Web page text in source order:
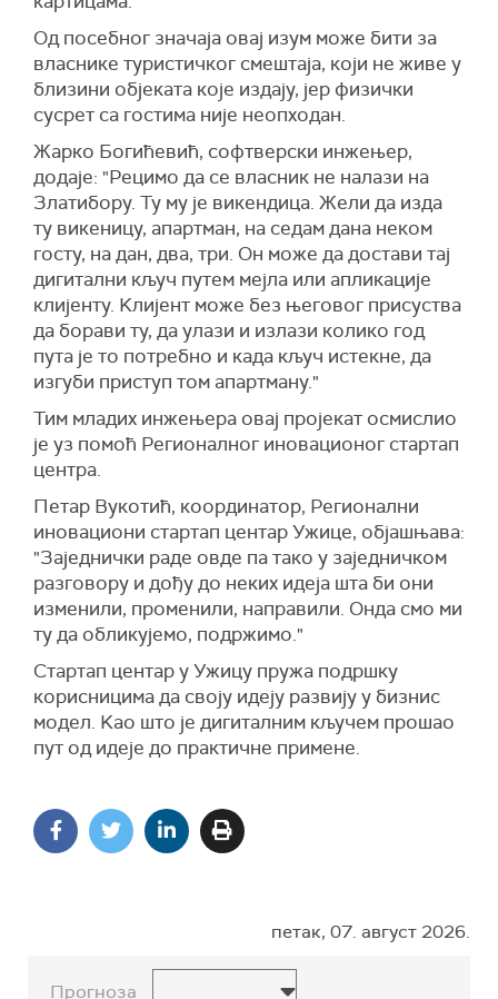
Од посебног значаја овај изум може бити за
власнике туристичког смештаја, који не живе у
близини објеката које издају, јер физички
сусрет са гостима није неопходан.
Жарко Богићевић, софтверски инжењер,
додаје: "Рецимо да се власник не налази на
Златибору. Ту му је викендица. Жели да изда
ту викеницу, апартман, на седам дана неком
госту, на дан, два, три. Он може да достави тај
дигитални кључ путем мејла или апликације
клијенту. Kлијент може без његовог присуства
да борави ту, да улази и излази колико год
пута је то потребно и када кључ истекне, да
изгуби приступ том апартману."
Тим младих инжењера овај пројекат осмислио
је уз помоћ Регионалног иновационог стартап
центра.
Петар Вукотић, координатор, Регионални
иновациони стартап центар Ужице, објашњава:
"Заједнички раде овде па тако у заједничком
разговору и дођу до неких идеја шта би они
изменили, променили, направили. Онда смо ми
ту да обликујемо, подржимо."
Стартап центар у Ужицу пружа подршку
корисницима да своју идеју развију у бизнис
модел. Kао што је дигиталним кључем прошао
пут од идеје до практичне примене.
петак, 07. август 2026.
Прогноза